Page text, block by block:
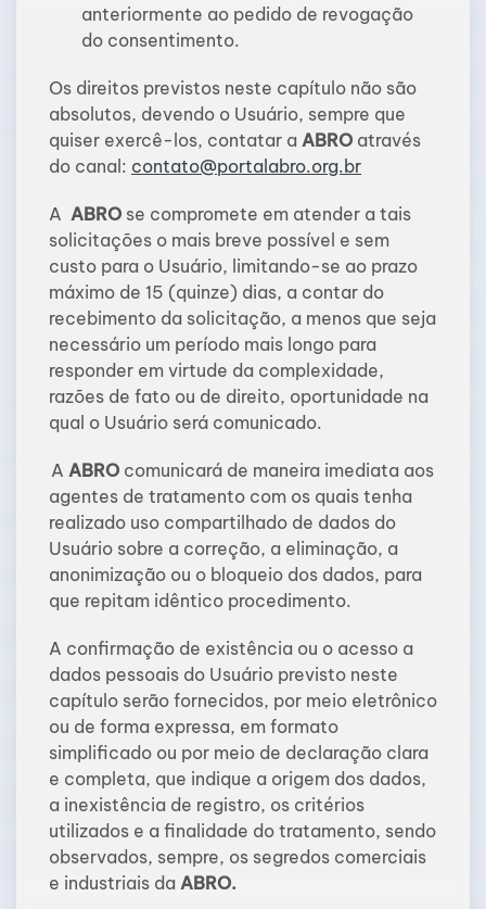
anteriormente ao pedido de revogação
do consentimento.
Os direitos previstos neste capítulo não são
absolutos, devendo o Usuário, sempre que
quiser exercê-los, contatar a ABRO através
do canal: contato@portalabro.org.br
A ABRO se compromete em atender a tais
solicitações o mais breve possível e sem
custo para o Usuário, limitando-se ao prazo
máximo de 15 (quinze) dias, a contar do
recebimento da solicitação, a menos que seja
necessário um período mais longo para
responder em virtude da complexidade,
razões de fato ou de direito, oportunidade na
qual o Usuário será comunicado.
A ABRO comunicará de maneira imediata aos
agentes de tratamento com os quais tenha
realizado uso compartilhado de dados do
Usuário sobre a correção, a eliminação, a
anonimização ou o bloqueio dos dados, para
que repitam idêntico procedimento.
A confirmação de existência ou o acesso a
dados pessoais do Usuário previsto neste
capítulo serão fornecidos, por meio eletrônico
ou de forma expressa, em formato
simplificado ou por meio de declaração clara
e completa, que indique a origem dos dados,
a inexistência de registro, os critérios
utilizados e a finalidade do tratamento, sendo
observados, sempre, os segredos comerciais
e industriais da ABRO.